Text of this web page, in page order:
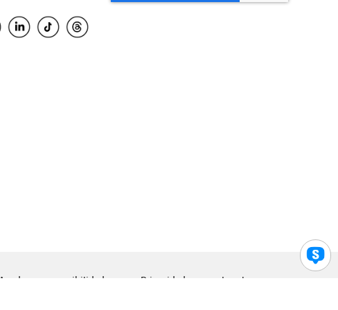
Ayuda para accesibilidad Privacidad Legal